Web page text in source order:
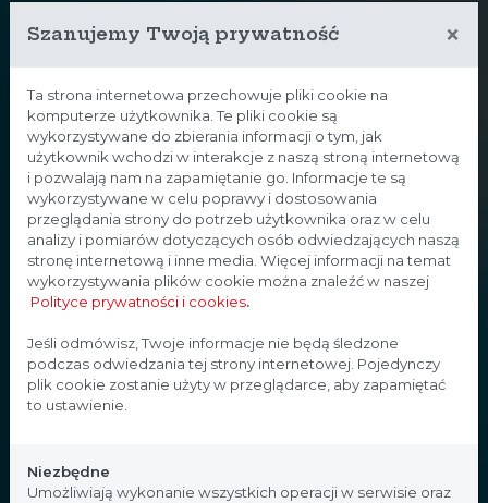
Strona przeznaczona dla
profesjonalistów
przeznaczone dla profesjonalistów z branży
medycznej. Potwierdź, że jesteś profesjonalistą:
Szanujemy Twoją prywatność ×
Ta strona internetowa przechowuje pliki cookie na
komputerze użytkownika. Te pliki cookie są
wykorzystywane do zbierania informacji o tym, jak
użytkownik wchodzi w interakcje z naszą stroną internetową
i pozwalają nam na zapamiętanie go. Informacje te są
wykorzystywane w celu poprawy i dostosowania
przeglądania strony do potrzeb użytkownika oraz w celu
analizy i pomiarów dotyczących osób odwiedzających naszą
stronę internetową i inne media. Więcej informacji na temat
wykorzystywania plików cookie można znaleźć w naszej
Polityce prywatności i cookies.
Jeśli odmówisz, Twoje informacje nie będą śledzone
podczas odwiedzania tej strony internetowej. Pojedynczy
plik cookie zostanie użyty w przeglądarce, aby zapamiętać
to ustawienie.
Niezbędne
Umożliwiają wykonanie wszystkich operacji w serwisie oraz